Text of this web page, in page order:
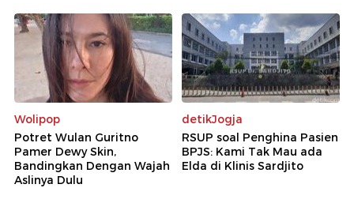
Wolipop
Potret Wulan Guritno
Pamer Dewy Skin,
Bandingkan Dengan Wajah
Aslinya Dulu
detikJogja
RSUP soal Penghina Pasien
BPJS: Kami Tak Mau ada
Elda di Klinis Sardjito